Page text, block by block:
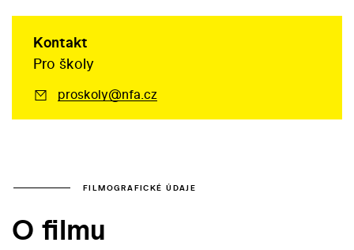
Kontakt
Pro školy
proskoly@nfa.cz
FILMOGRAFICKÉ ÚDAJE
O filmu